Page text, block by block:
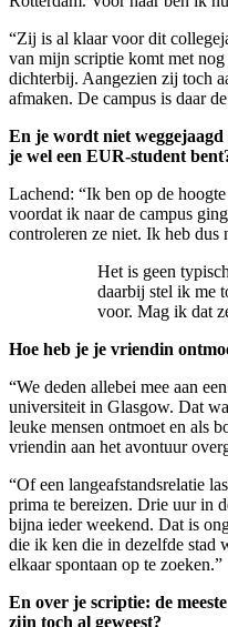
“Zij is al klaar voor dit
van mijn scriptie komt met
dichterbij. Aangezien zij toch
afmaken. De campus is daar
En je wordt niet
je wel een EUR-student
Lachend: “Ik ben op de
voordat ik naar de campus
controleren ze niet. Ik heb dus
Het is geen
daarbij stel ik me
voor. Mag ik dat
Hoe heb je je vriendin
“We deden allebei mee aan
universiteit in Glasgow. Dat
leuke mensen ontmoet en als
vriendin aan het avontuur
“Of een langeafstandsrelatie
prima te bereizen. Drie uur in
bijna ieder weekend. Dat is
die ik ken die in dezelfde stad
elkaar spontaan op te zoeken.”
En over je scriptie: de
zijn toch al geweest?